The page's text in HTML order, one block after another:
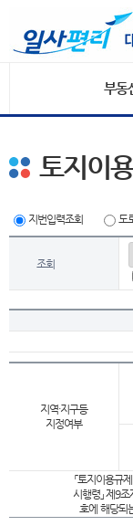
부동
토지이
지번입력조회 도
조회
지역·지구등
지정여부
「토지이용규
시행령」 제9
호에 해당되